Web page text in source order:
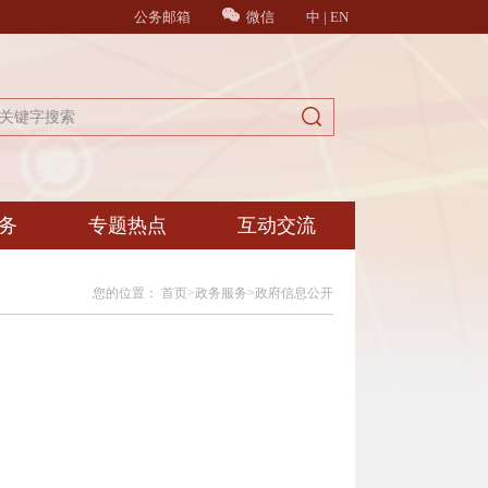
公务邮箱 微信 中 | EN
专题热点 互动交流
您的位置： 首页>政务服务>政府信息公开